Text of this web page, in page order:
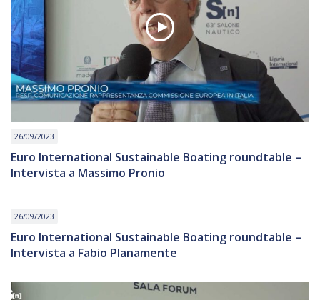
26/09/2023
Euro International Sustainable Boating roundtable –
Intervista a Massimo Pronio
26/09/2023
Euro International Sustainable Boating roundtable –
Intervista a Fabio Planamente